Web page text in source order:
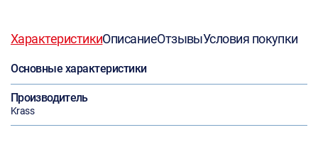
ХарактеристикиОписаниеОтзывыУсловия покупки
Основные характеристики
Производитель
Krass